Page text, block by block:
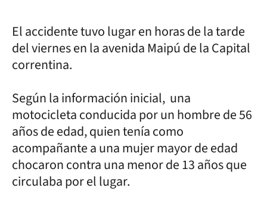
El accidente tuvo lugar en horas de la tarde
del viernes en la avenida Maipú de la Capital
correntina.
Según la información inicial, una
motocicleta conducida por un hombre de 56
años de edad, quien tenía como
acompañante a una mujer mayor de edad
chocaron contra una menor de 13 años que
circulaba por el lugar.